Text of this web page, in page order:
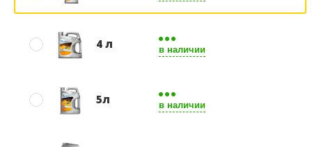
4 л в наличии
5л в наличии